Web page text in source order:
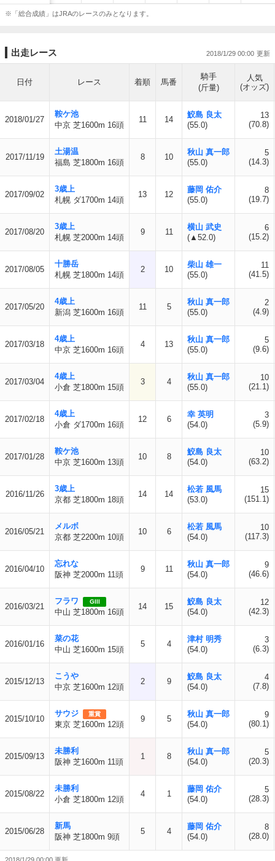
※「総合成績」はJRAのレースのみとなります。
出走レース 2018/1/29 00:00
日付 レース 着順 馬番
騎手
(斤量)
人気
(オッズ)
2018/01/27
鞍ケ池
中京 芝1600m 16頭
11 14
鮫島 良太
(55.0)
13
(70.8)
2017/11/19
土湯温
福島 芝1800m 16頭
8 10
秋山 真一郎
(55.0)
5
(14.3)
2017/09/02
3歳上
札幌 ダ1700m 14頭
13 12
藤岡 佑介
(55.0)
8
(19.7)
2017/08/20
3歳上
札幌 芝2000m 14頭
9 11
横山 武史
(▲52.0)
6
(15.2)
2017/08/05
十勝岳
札幌 芝1800m 14頭
2 10
柴山 雄一
(55.0)
11
(41.5)
2017/05/20
4歳上
新潟 芝1600m 16頭
11 5
秋山 真一郎
(55.0)
2
(4.9)
2017/03/18
4歳上
中京 芝1600m 16頭
4 13
秋山 真一郎
(55.0)
5
(9.6)
2017/03/04
4歳上
小倉 芝1800m 15頭
3 4
秋山 真一郎
(55.0)
10
(21.1)
2017/02/18
4歳上
小倉 ダ1700m 16頭
12 6
幸 英明
(54.0)
3
(5.9)
2017/01/28
鞍ケ池
中京 芝1600m 13頭
10 8
鮫島 良太
(54.0)
10
(63.2)
2016/11/26
3歳上
京都 芝1800m 18頭
14 14
松若 風馬
(53.0)
15
(151.1)
2016/05/21
メルボ
京都 芝2200m 10頭
10 6
松若 風馬
(54.0)
10
(117.3)
2016/04/10
忘れな
阪神 芝2000m 11頭
9 11
秋山 真一郎
(54.0)
9
(46.6)
2016/03/21
フラワ GIII
中山 芝1800m 16頭
14 15
鮫島 良太
(54.0)
12
(42.3)
2016/01/16
菜の花
中山 芝1600m 15頭
5 4
津村 明秀
(54.0)
3
(6.3)
2015/12/13
こうや
中京 芝1600m 12頭
2 9
鮫島 良太
(54.0)
4
(7.8)
2015/10/10
サウジ 重賞
東京 芝1600m 12頭
9 5
秋山 真一郎
(54.0)
9
(80.1)
2015/09/13
未勝利
阪神 芝1600m 11頭
1 8
秋山 真一郎
(54.0)
5
(20.3)
2015/08/22
未勝利
小倉 芝1800m 12頭
4 1
藤岡 佑介
(54.0)
5
(28.3)
2015/06/28
新馬
阪神 芝1800m 9頭
5 4
藤岡 佑介
(54.0)
8
(28.0)